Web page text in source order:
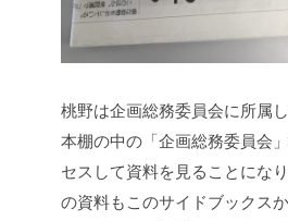
桃野は企画総務委員会に所属
本棚の中の「企画総務委員会
セスして資料を見ることにな
の資料もこのサイドブックス